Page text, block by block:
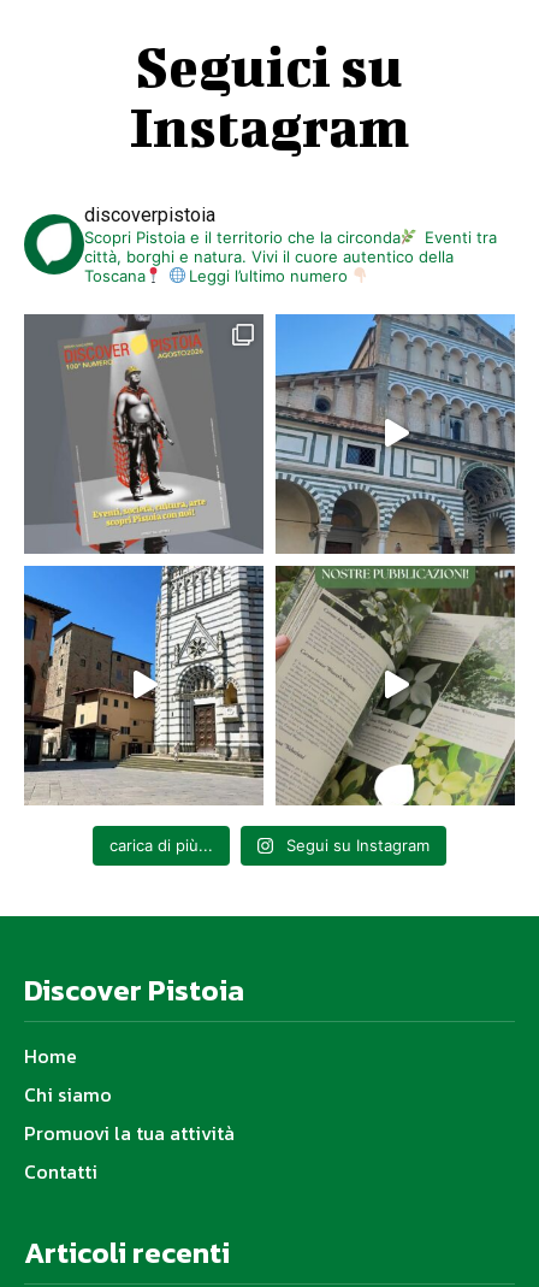
Seguici su
Instagram
discoverpistoia
Scopri Pistoia e il territorio che la circonda
Eventi tra
città, borghi e natura. Vivi il cuore autentico della
Toscana
Leggi l’ultimo numero
carica di più... Segui su Instagram
Discover Pistoia
Home
Chi siamo
Promuovi la tua attività
Contatti
Articoli recenti